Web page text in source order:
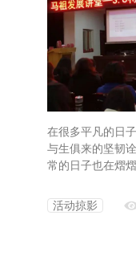
在很多平凡的日
与生俱来的坚韧
常的日子也在熠
活动掠影